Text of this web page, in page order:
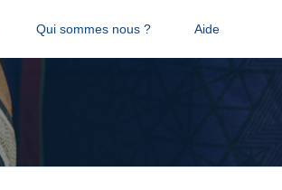
Qui sommes nous ? Aide